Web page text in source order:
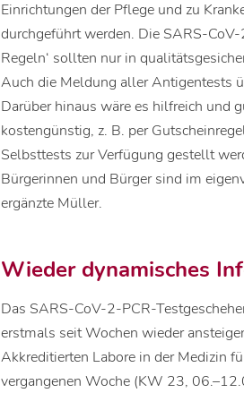
Einrichtungen der Pflege und zu
durchgeführt werden. Die SARS-
Regeln‘ sollten nur in
Auch die Meldung aller Antigentests
Darüber hinaus wäre es hilfreich und
kostengünstig, z. B. per
Selbsttests zur Verfügung gestellt
Bürgerinnen und Bürger sind im
ergänzte Müller.
Wieder dynamisches
Das SARS-CoV-2-PCR-
erstmals seit Wochen wieder
Akkreditierten Labore in der Medizin
vergangenen Woche (KW 23,